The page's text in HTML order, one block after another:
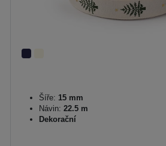
Šíře: 15 mm
Návin: 22.5 m
Dekorační